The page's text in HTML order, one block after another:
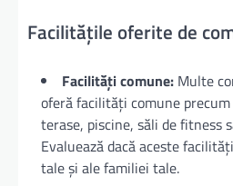
Facilitățile oferite de
Facilități comune: Multe
oferă facilități comune
terase, piscine, săli de fitness
Evaluează dacă aceste
tale și ale familiei tale.